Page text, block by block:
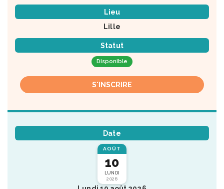
Lieu
Lille
Statut
Disponible
S'INSCRIRE
Date
AOÛT
10
LUNDI
2026